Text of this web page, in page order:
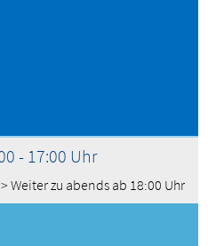
- 17:00 Uhr
> Weiter zu abends ab 18:00 Uhr